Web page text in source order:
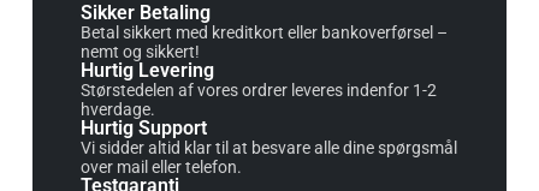
Sikker Betaling
Betal sikkert med kreditkort eller bankoverførsel –
nemt og sikkert!
Hurtig Levering
Størstedelen af vores ordrer leveres indenfor 1-2
hverdage.
Hurtig Support
Vi sidder altid klar til at besvare alle dine spørgsmål
over mail eller telefon.
Testgaranti